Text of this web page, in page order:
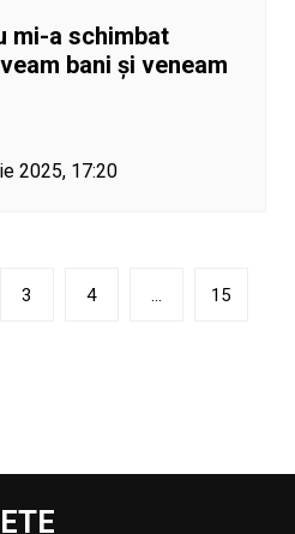
mi-a schimbat
bani și veneam
2025, 17:20
3 4 … 15